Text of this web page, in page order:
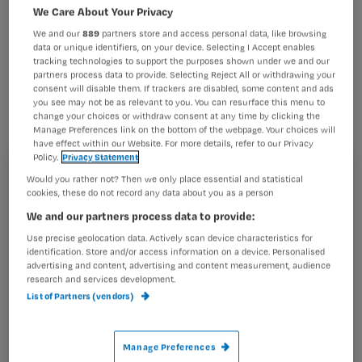
Registreren
Wil je dit artikel lezen?
Maak gratis een account aan en lees 2
artikelen gratis per maand
Al een account of abonnement?
vier nieuwe vaccins tegen
waterpokken, baarmoederhalskanker,
hepatitis B en diarree door het
rotavirus in het
rijksvaccinatieprogramma moeten
worden opgenomen.
De Gezondheidsraad
schrijft dat in een
advies dat woensdag is
We Care About Your Privacy
We and our889 partners store and access personal data, like browsing
data or unique identifiers, on your device. Selecting I Accept enables
tracking technologies to support the purposes shown under we and our
partners process data to provide. Selecting Reject All or withdrawing your
consent will disable them. If trackers are disabled, some content and ads
you see may not be as relevant to you. You can resurface this menu to
change your choices or withdraw consent at any time by clicking the
Manage Preferences link on the bottom of the webpage. Your choices will
have effect within our Website. For more details, refer to our Privacy
Policy. Privacy Statement
Would you rather not? Then we only place essential and statistical
cookies, these do not record any data about you as a person
We and our partners process data to provide:
Use precise geolocation data. Actively scan device characteristics for
identification. Store and/or access information on a device. Personalised
advertising and content, advertising and content measurement, audience
research and services development.
List of Partners (vendors)
Manage Preferences